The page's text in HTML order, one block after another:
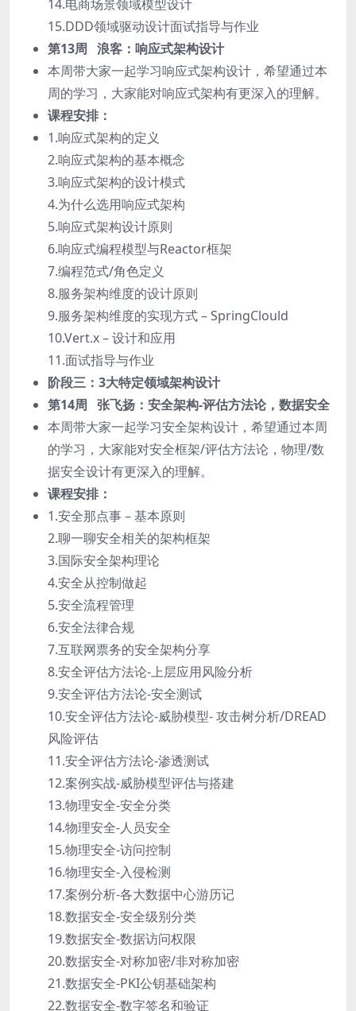
14.电商场景领域模型设计
15.DDD领域驱动设计面试指导与作业
第13周 浪客：响应式架构设计
本周带大家一起学习响应式架构设计，希望通过本
周的学习，大家能对响应式架构有更深入的理解。
课程安排：
1.响应式架构的定义
2.响应式架构的基本概念
3.响应式架构的设计模式
4.为什么选用响应式架构
5.响应式架构设计原则
6.响应式编程模型与Reactor框架
7.编程范式/角色定义
8.服务架构维度的设计原则
9.服务架构维度的实现方式 – SpringClould
10.Vert.x – 设计和应用
11.面试指导与作业
阶段三：3大特定领域架构设计
第14周 张飞扬：安全架构-评估方法论，数据安全
本周带大家一起学习安全架构设计，希望通过本周
的学习，大家能对安全框架/评估方法论，物理/数
据安全设计有更深入的理解。
课程安排：
1.安全那点事 – 基本原则
2.聊一聊安全相关的架构框架
3.国际安全架构理论
4.安全从控制做起
5.安全流程管理
6.安全法律合规
7.互联网票务的安全架构分享
8.安全评估方法论-上层应用风险分析
9.安全评估方法论-安全测试
10.安全评估方法论-威胁模型- 攻击树分析/DREAD
风险评估
11.安全评估方法论-渗透测试
12.案例实战-威胁模型评估与搭建
13.物理安全-安全分类
14.物理安全-人员安全
15.物理安全-访问控制
16.物理安全-入侵检测
17.案例分析-各大数据中心游历记
18.数据安全-安全级别分类
19.数据安全-数据访问权限
20.数据安全-对称加密/非对称加密
21.数据安全-PKI公钥基础架构
22.数据安全-数字签名和验证